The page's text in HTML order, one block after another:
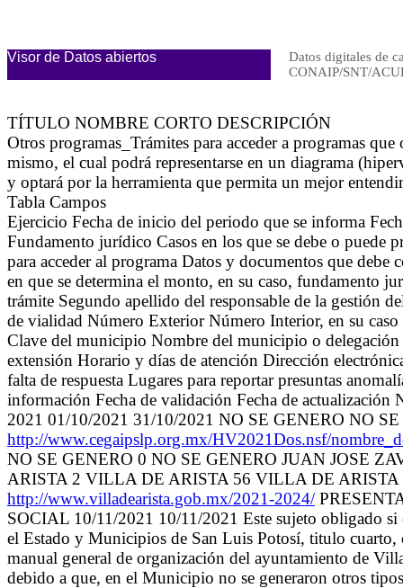
Visor de Datos abiertos
Datos digitales de
CONAIP/SNT/
TÍTULO NOMBRE CORTO DESCRIPCIÓN
Otros programas_Trámites para acceder a programas
mismo, el cual podrá representarse en un diagrama
y optará por la herramienta que permita un mejor
Tabla Campos
Ejercicio Fecha de inicio del periodo que se informa
Fundamento jurídico Casos en los que se debe o puede
para acceder al programa Datos y documentos que
en que se determina el monto, en su caso, fundamento
trámite Segundo apellido del responsable de la gestión
de vialidad Número Exterior Número Interior, en su
Clave del municipio Nombre del municipio o
extensión Horario y días de atención Dirección
falta de respuesta Lugares para reportar presuntas
información Fecha de validación Fecha de actualización
2021 01/10/2021 31/10/2021 NO SE GENERO NO
http://www.cegaipslp.org.mx/HV2021Dos.nsf/
NO SE GENERO 0 NO SE GENERO JUAN JOSE
ARISTA 2 VILLA DE ARISTA 56 VILLA DE ARISTA
http://www.villadearista.gob.mx/2021-2024/
SOCIAL 10/11/2021 10/11/2021 Este sujeto obligado si
el Estado y Municipios de San Luis Potosí, titulo
manual general de organización del ayuntamiento de
debido a que, en el Municipio no se generaron otros